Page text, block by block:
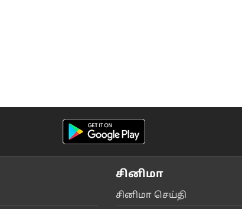
சினிமா
சி‌னிமா செ‌ய்‌தி